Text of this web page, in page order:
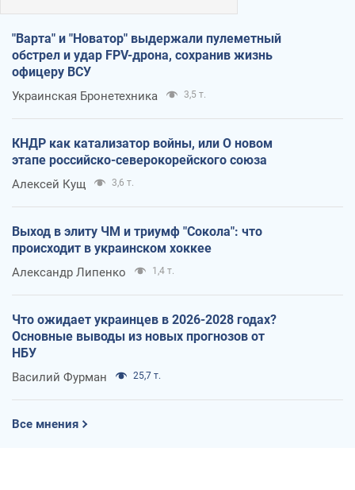
"Варта" и "Новатор" выдержали пулеметный
обстрел и удар FPV-дрона, сохранив жизнь
офицеру ВСУ
Украинская Бронетехника 3,5 т.
КНДР как катализатор войны, или О новом
этапе российско-северокорейского союза
Алексей Кущ 3,6 т.
Выход в элиту ЧМ и триумф "Сокола": что
происходит в украинском хоккее
Александр Липенко 1,4 т.
Что ожидает украинцев в 2026-2028 годах?
Основные выводы из новых прогнозов от
НБУ
Василий Фурман 25,7 т.
Все мнения